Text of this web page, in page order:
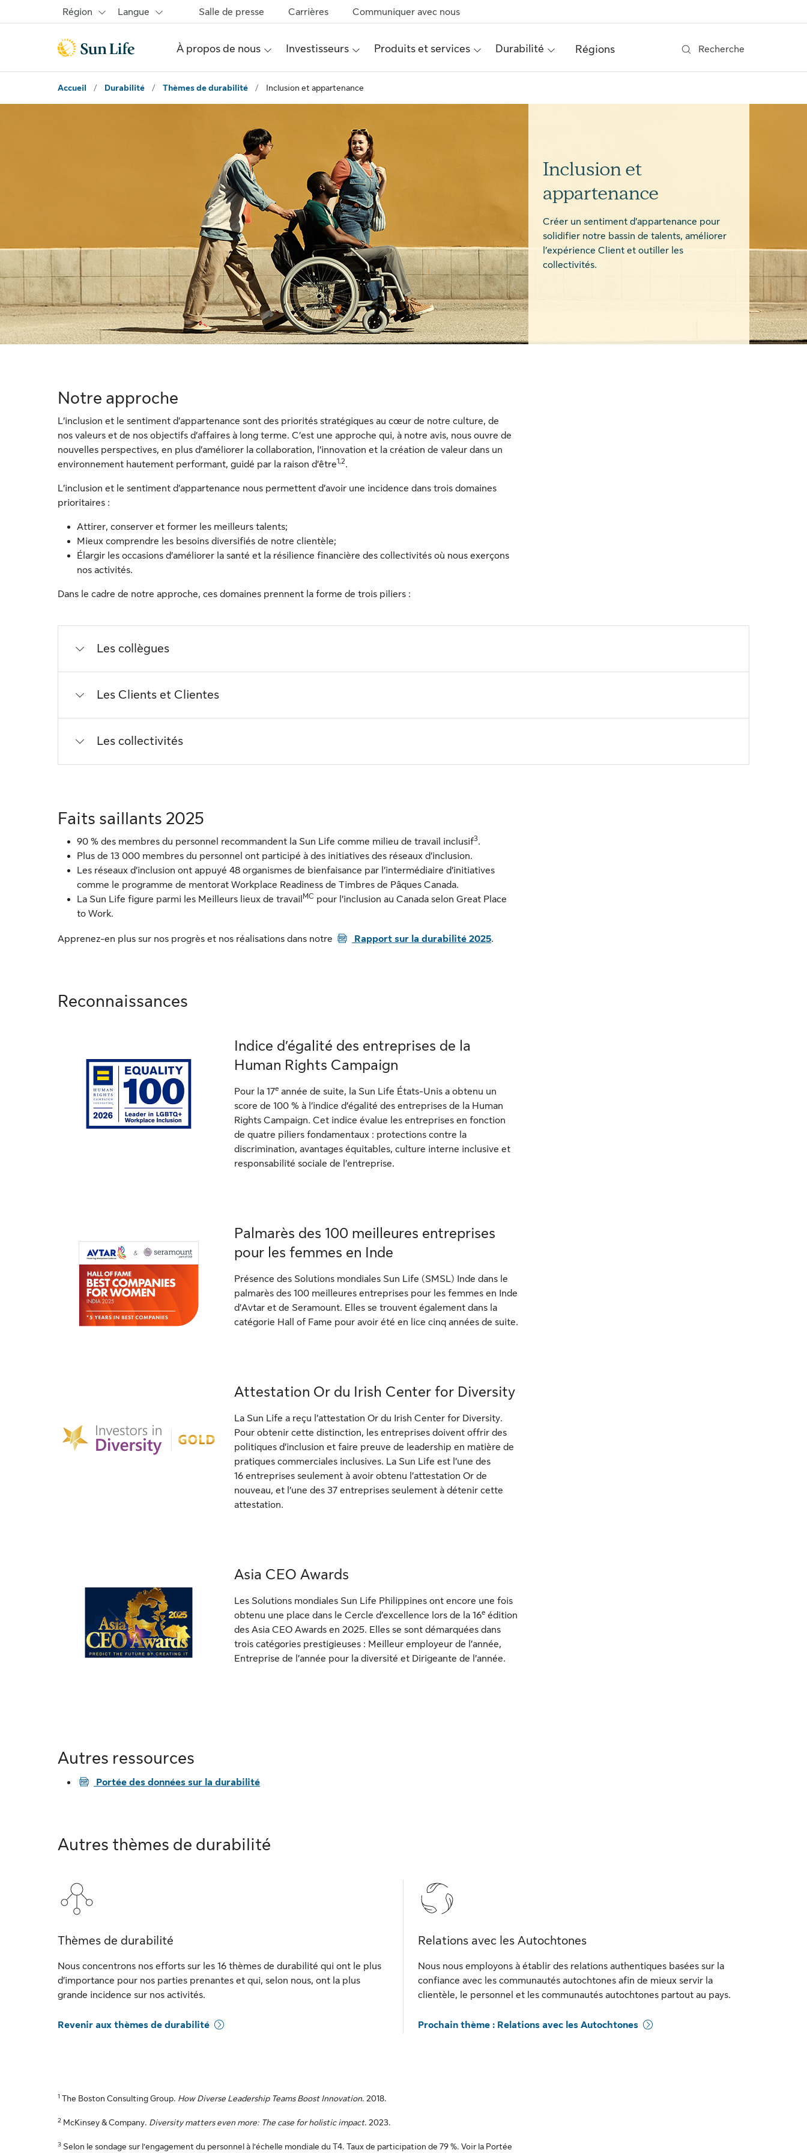
Région Langue Salle de presse Carrières Communiquer avec nous
À propos de nous Investisseurs Produits et services Durabilité Régions Recherche
Accueil / Durabilité / Thèmes de durabilité / Inclusion et appartenance
Inclusion et
appartenance
Créer un sentiment d’appartenance pour
solidifier notre bassin de talents, améliorer
l’expérience Client et outiller les
collectivités.
Notre approche
L’inclusion et le sentiment d’appartenance sont des priorités stratégiques au cœur de notre culture, de
nos valeurs et de nos objectifs d’affaires à long terme. C’est une approche qui, à notre avis, nous ouvre de
nouvelles perspectives, en plus d’améliorer la collaboration, l’innovation et la création de valeur dans un
environnement hautement performant, guidé par la raison d’être1,2.
L’inclusion et le sentiment d’appartenance nous permettent d’avoir une incidence dans trois domaines
prioritaires :
Attirer, conserver et former les meilleurs talents;
Mieux comprendre les besoins diversifiés de notre clientèle;
Élargir les occasions d’améliorer la santé et la résilience financière des collectivités où nous exerçons
nos activités.
Dans le cadre de notre approche, ces domaines prennent la forme de trois piliers :
Les collègues
Les Clients et Clientes
Les collectivités
Faits saillants 2025
90 % des membres du personnel recommandent la Sun Life comme milieu de travail inclusif3.
Plus de 13 000 membres du personnel ont participé à des initiatives des réseaux d’inclusion.
Les réseaux d’inclusion ont appuyé 48 organismes de bienfaisance par l’intermédiaire d’initiatives
comme le programme de mentorat Workplace Readiness de Timbres de Pâques Canada.
La Sun Life figure parmi les Meilleurs lieux de travail MC pour l’inclusion au Canada selon Great Place
to Work.
Apprenez-en plus sur nos progrès et nos réalisations dans notre PDFRapport sur la durabilité 2025.
Reconnaissances
Indice d’égalité des entreprises de la
Human Rights Campaign
Pour la 17e année de suite, la Sun Life États-Unis a obtenu un
score de 100 % à l’indice d’égalité des entreprises de la Human
Rights Campaign. Cet indice évalue les entreprises en fonction
de quatre piliers fondamentaux : protections contre la
discrimination, avantages équitables, culture interne inclusive et
responsabilité sociale de l’entreprise.
Palmarès des 100 meilleures entreprises
pour les femmes en Inde
Présence des Solutions mondiales Sun Life (SMSL) Inde dans le
palmarès des 100 meilleures entreprises pour les femmes en Inde
d’Avtar et de Seramount. Elles se trouvent également dans la
catégorie Hall of Fame pour avoir été en lice cinq années de suite.
Attestation Or du Irish Center for Diversity
La Sun Life a reçu l’attestation Or du Irish Center for Diversity.
Pour obtenir cette distinction, les entreprises doivent offrir des
politiques d’inclusion et faire preuve de leadership en matière de
pratiques commerciales inclusives. La Sun Life est l’une des
16 entreprises seulement à avoir obtenu l’attestation Or de
nouveau, et l’une des 37 entreprises seulement à détenir cette
attestation.
Asia CEO Awards
Les Solutions mondiales Sun Life Philippines ont encore une fois
obtenu une place dans le Cercle d’excellence lors de la 16e édition
des Asia CEO Awards en 2025. Elles se sont démarquées dans
trois catégories prestigieuses : Meilleur employeur de l’année,
Entreprise de l’année pour la diversité et Dirigeante de l’année.
Autres ressources
PDFPortée des données sur la durabilité
Autres thèmes de durabilité
Thèmes de durabilité
Nous concentrons nos efforts sur les 16 thèmes de durabilité qui ont le plus
d’importance pour nos parties prenantes et qui, selon nous, ont la plus
grande incidence sur nos activités.
Revenir aux thèmes de durabilité
Relations avec les Autochtones
Nous nous employons à établir des relations authentiques basées sur la
confiance avec les communautés autochtones afin de mieux servir la
clientèle, le personnel et les communautés autochtones partout au pays.
Prochain thème : Relations avec les Autochtones
1 The Boston Consulting Group. How Diverse Leadership Teams Boost Innovation. 2018.
2 McKinsey & Company. Diversity matters even more: The case for holistic impact. 2023.
3 Selon le sondage sur l’engagement du personnel à l’échelle mondiale du T4. Taux de participation de 79 %. Voir la Portée